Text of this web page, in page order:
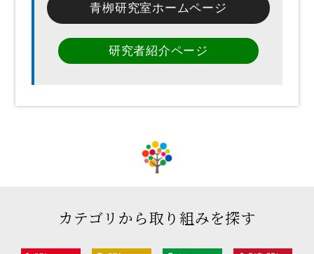
青栁研究室ホームページ
研究者紹介ページ
カテゴリから取り組みを探す